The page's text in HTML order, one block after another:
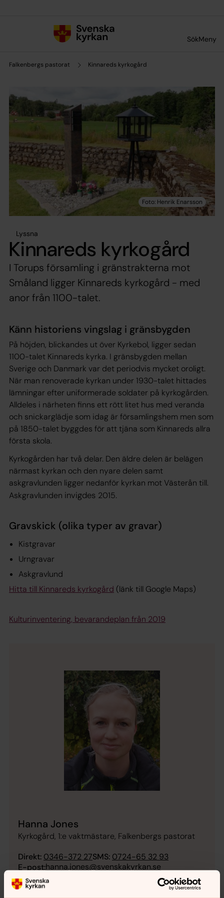
SökMeny
Falkenbergs pastorat Kinnareds kyrkogård
Lyssna
Kinnareds kyrkogård
I Torups församling i gränstrakterna mot
Småland ligger Kinnareds kyrkogård - med
anor från 1100-talet.
Känn historiens vingslag i gränsbygden
På höjden, blickandes ut över Kyrkebol, ligger sedan
1100-talet Kinnareds kyrka. I gränsbygden mellan
Sverige och Danmark var det periodvis mycket oroligt.
När man renoverade kyrkan under 1930-talet hittades
lämningar efter uniformerade soldater på kyrkogården.
Alldeles i närheten finns ett rött litet hus med veranda
och snickarglädje som idag är församlingshem men som
på 1850-talet byggdes för att tjäna som Kinnareds allra
första skola.
Kyrkogården har två delar. Den äldre delen är belägen
närmast kyrkan och den nyare delen samt
askgravlunden ligger nedanför kyrkan mot Västerån till.
Askgravlunden invigdes 2015.
Gravskick (olika typer av gravar)
Kistgravar
Urngravar
Askgravlund
Hitta till Kinnareds kyrkogård (länk till Google Maps)
Kulturinventering, bevarandeplan från 2019
Hanna Jones
Kyrkogård, 1:e vaktmästare, Falkenbergs pastorat
Direkt: 0346-372 27SMS: 0724-65 32 93
E-post:hanna.jones@svenskakyrkan.se
Mer om Hanna Jones